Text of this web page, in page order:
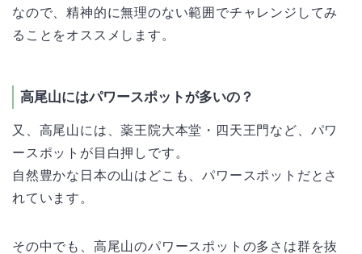
なので、精神的に無理のない範囲でチャレンジしてみ
ることをオススメします。
高尾山にはパワースポットが多いの？
又、高尾山には、薬王院大本堂・四天王門など、パワ
ースポットが目白押しです。
自然豊かな日本の山はどこも、パワースポットだとさ
れています。
その中でも、高尾山のパワースポットの多さは群を抜